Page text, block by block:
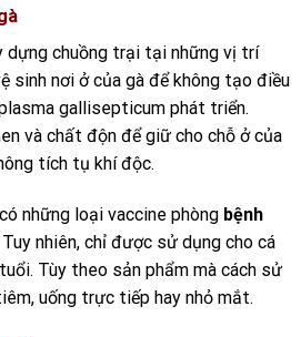
dựng chuồng trại tại những vị trí
sinh nơi ở của gà để không tạo điều
gallisepticum phát triển.
và chất độn để giữ cho chỗ ở của
tích tụ khí độc.
những loại vaccine phòng bệnh
nhiên, chỉ được sử dụng cho cá
Tùy theo sản phẩm mà cách sử
uống trực tiếp hay nhỏ mắt.